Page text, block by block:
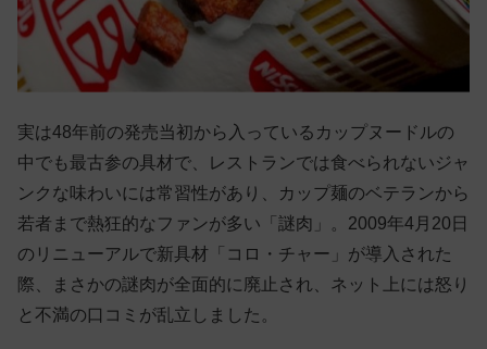
実は48年前の発売当初から入っているカップヌードルの
中でも最古参の具材で、レストランでは食べられないジャ
ンクな味わいには常習性があり、カップ麺のベテランから
若者まで熱狂的なファンが多い「謎肉」。2009年4月20日
のリニューアルで新具材「コロ・チャー」が導入された
際、まさかの謎肉が全面的に廃止され、ネット上には怒り
と不満の口コミが乱立しました。